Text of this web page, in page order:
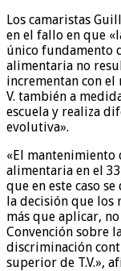
Los camaristas
en el fallo en que
único fundamento
alimentaria no
incrementan con el
V. también a
escuela y realiza
evolutiva».
«El
alimentaria en el
que en este caso
la decisión que los
más que aplicar,
Convención sobre
discriminación
superior de T.V.»,